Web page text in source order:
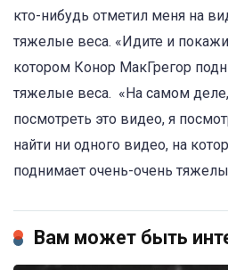
кто-нибудь отметил меня на
тяжелые веса. «Идите и
котором Конор МакГрегор
тяжелые веса. «На самом
посмотреть это видео, я
найти ни одного видео, на
поднимает очень-очень
Вам может быть